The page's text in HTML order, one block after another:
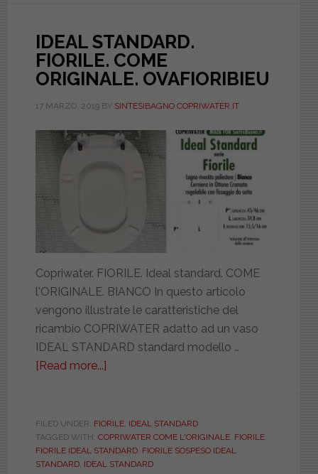
IDEAL STANDARD.
FIORILE. COME
ORIGINALE. OVAFIORIBIEU
17 MARZO, 2019BY SINTESIBAGNO COPRIWATER.IT
Copriwater. FIORILE. Ideal standard. COME
l'ORIGINALE. BIANCO In questo articolo
vengono illustrate le caratteristiche del
ricambio COPRIWATER adatto ad un vaso
IDEAL STANDARD standard modello …
[Read more...]
FIORILE.
COME
ORIGINALE.
FILED UNDER: FIORILE, IDEAL STANDARD
TAGGED WITH: COPRIWATER COME L'ORIGINALE, FIORILE,
FIORILE IDEAL STANDARD, FIORILE SOSPESO IDEAL
STANDARD, IDEAL STANDARD